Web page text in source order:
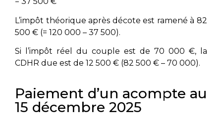
L’impôt théorique après décote est ramené à 82
500 € (= 120 000 – 37 500).
Si l’impôt réel du couple est de 70 000 €, la
CDHR due est de 12 500 € (82 500 € – 70 000).
Paiement d’un acompte au
15 décembre 2025